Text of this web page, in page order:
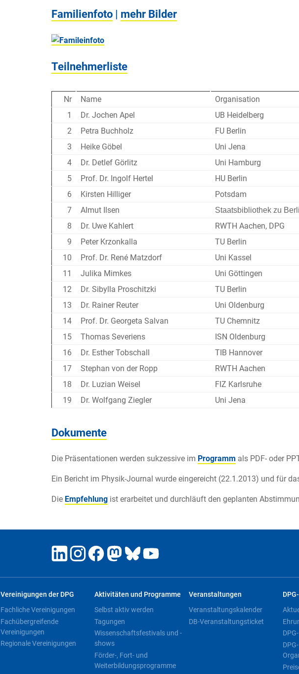
Familienfoto| mehr Bilder
Teilnehmerliste
Nr Name
Organisation
1
Dr. Jochen Apel
UB Heidelberg
2
Petra Buchholz
FU Berlin
3
Heike Göbel
Uni Jena
4
Dr. Detlef Görlitz
Uni Hamburg
5
Prof. Dr. Ingolf Hertel
HU Berlin
6
Kirsten Hilliger
Potsdam
7
Almut Ilsen Staatsbibliothek zu
8 Dr. Uwe Kahlert
RWTH Aachen, DPG
9
Peter Krzonkalla
TU Berlin
10
Prof. Dr. René Matzdorf
Uni Kassel
11
Julika Mimkes
Uni Göttingen
12
Dr. Sibylla Proschitzki
TU Berlin
13
Dr. Rainer Reuter
Uni Oldenburg
14
Prof. Dr. Georgeta Salvan
TU Chemnitz
15
Thomas Severiens
ISN Oldenburg
16
Dr. Esther Tobschall
TIB Hannover
17
Stephan von der Ropp
RWTH Aachen
18
Dr. Luzian Weisel
FIZ Karlsruhe
19
Dr. Wolfgang Ziegler Uni Jena
Dokumente
Die Präsentationen werden sukzessive im Programm als PDF- oder
Ein Bericht im Physik-Journal wurde eingereicht (22.1.2013) und für
Die Empfehlungist erarbeitet und durchläuft den geplanten
Vereinigungen der DPG
Fachliche Vereinigungen
Fachübergreifende
Vereinigungen
Regionale Vereinigungen
Aktivitäten und Programme
Selbst aktiv werden
Tagungen
Wissenschaftsfestivals und -
shows
Förder-, Fort- und
Weiterbildungsprogramme
Veranstaltungen
Veranstaltungskalender
DB-Veranstaltungsticket